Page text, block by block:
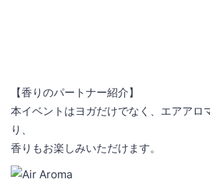
【香りのパートナー紹介】
本イベントはヨガだけでなく、エアアロ
り、
香りもお楽しみいただけます。